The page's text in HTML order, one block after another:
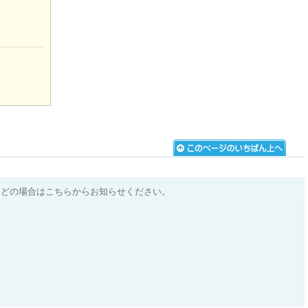
の場合はこちらからお知らせください。